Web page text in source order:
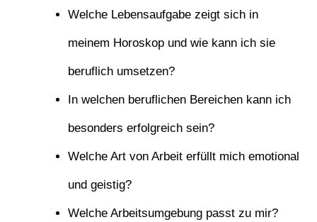
Welche Lebensaufgabe zeigt sich in
meinem Horoskop und wie kann ich sie
beruflich umsetzen?
In welchen beruflichen Bereichen kann ich
besonders erfolgreich sein?
Welche Art von Arbeit erfüllt mich emotional
und geistig?
Welche Arbeitsumgebung passt zu mir?